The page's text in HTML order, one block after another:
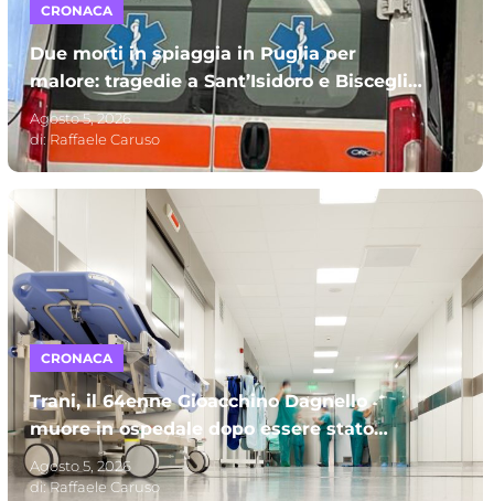
CRONACA
Due morti in spiaggia in Puglia per
malore: tragedie a Sant’Isidoro e Bisceglie.
A perdere la vita due uomini
Agosto 5, 2026
di:Raffaele Caruso
CRONACA
Trani, il 64enne Gioacchino Dagnello
muore in ospedale dopo essere stato
investito: s’indaga per omicidio stradale
Agosto 5, 2026
di:Raffaele Caruso